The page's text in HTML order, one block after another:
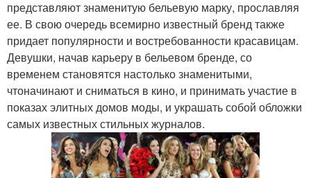
представляют знаменитую бельевую марку, прославляя
ее. В свою очередь всемирно известный бренд также
придает популярности и востребованности красавицам.
Девушки, начав карьеру в бельевом бренде, со
временем становятся настолько знаменитыми,
чтоначинают и сниматься в кино, и принимать участие в
показах элитных домов моды, и украшать собой обложки
самых известных стильных журналов.